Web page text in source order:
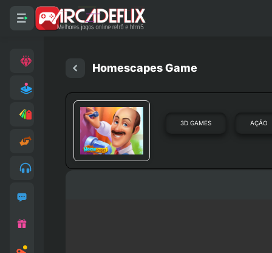
Homescapes Game
3D GAMES AÇÃO